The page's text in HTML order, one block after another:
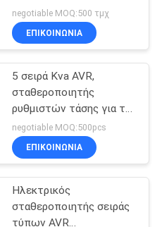
Online
σταθεροποιητών τάσης
εναλλασσόμενου
ρεύματος αυτόματη
negotiable MOQ:500 τμχ
ΕΠΙΚΟΙΝΩΝΙΑ
5 σειρά Kva AVR,
σταθεροποιητής
ρυθμιστών τάσης για το
ψυγείο και ψυκτήρας
negotiable MOQ:500pcs
ΕΠΙΚΟΙΝΩΝΙΑ
Ηλεκτρικός
σταθεροποιητής σειράς
τύπων AVR